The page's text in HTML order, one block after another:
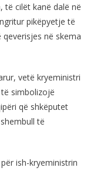
të cilët kanë dalë në
pikëpyetje të
në skema
vetë kryeministri
simbolizojë
që shkëputet
të
ish-kryeministrin